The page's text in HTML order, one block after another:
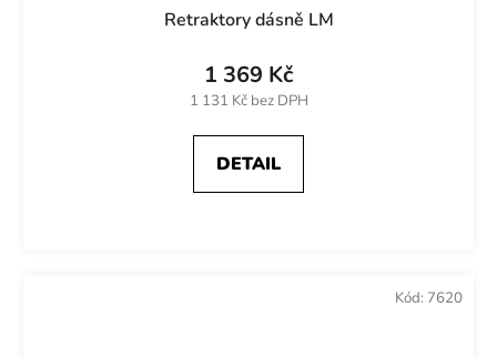
Retraktory dásně LM
1 131 Kč bez DPH
1 369 Kč
DETAIL
Kód: 7620